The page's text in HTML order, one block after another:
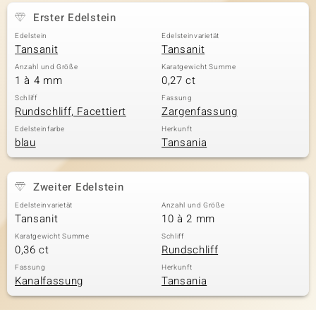
Erster Edelstein
Edelstein
Tansanit
Edelsteinvarietät
Tansanit
Anzahl und Größe
1 à 4 mm
Karatgewicht Summe
0,27 ct
Schliff
Rundschliff, Facettiert
Fassung
Zargenfassung
Edelsteinfarbe
blau
Herkunft
Tansania
Zweiter Edelstein
Edelsteinvarietät
Tansanit
Anzahl und Größe
10 à 2 mm
Karatgewicht Summe
0,36 ct
Schliff
Rundschliff
Fassung
Kanalfassung
Herkunft
Tansania